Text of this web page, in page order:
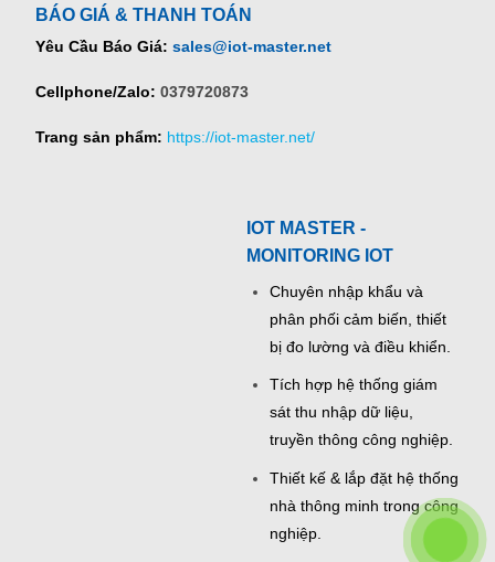
BÁO GIÁ & THANH TOÁN
Yêu Cầu Báo Giá: sales@iot-master.net
Cellphone/Zalo: 0379720873
Trang sản phẩm: https://iot-master.net/
IOT MASTER -
MONITORING IOT
Chuyên nhập khẩu và
phân phối cảm biến, thiết
bị đo lường và điều khiển.
Tích hợp hệ thống giám
sát thu nhập dữ liệu,
truyền thông công nghiệp.
Thiết kế & lắp đặt hệ thống
nhà thông minh trong công
nghiệp.